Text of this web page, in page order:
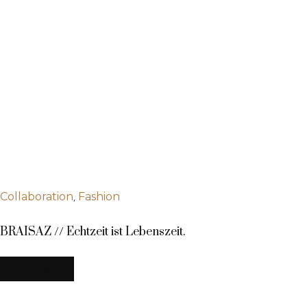
Collaboration, Fashion
BRAISAZ // Echtzeit ist Lebenszeit.